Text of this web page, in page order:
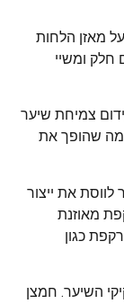
על מאזן הלחות
חלק ומשיי
צמיחת שיער
מה שהופך את
את ייצור
מאוזנת
כגון
השיער. חמצן